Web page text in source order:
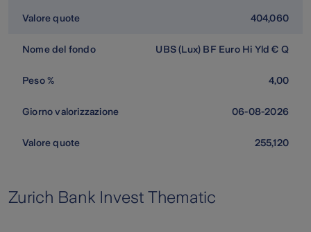
404,060
UBS (Lux) BF Euro Hi Yld € Q
4,00
06-08-2026
255,120
Zurich Bank Invest Thematic